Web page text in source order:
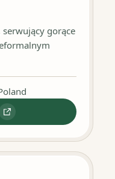
gorące
Kebab & Turkish